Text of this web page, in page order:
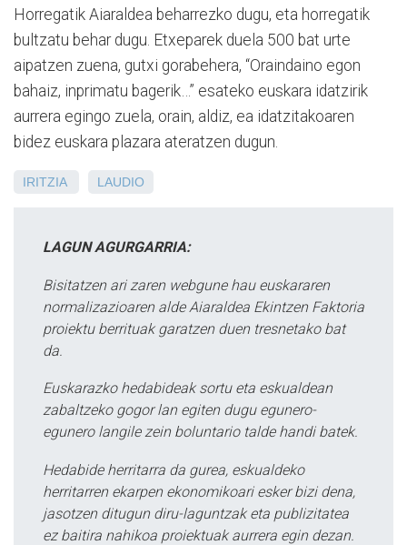
Horregatik Aiaraldea beharrezko dugu, eta horregatik
bultzatu behar dugu. Etxeparek duela 500 bat urte
aipatzen zuena, gutxi gorabehera, “Oraindaino egon
bahaiz, inprimatu bagerik…” esateko euskara idatzirik
aurrera egingo zuela, orain, aldiz, ea idatzitakoaren
bidez euskara plazara ateratzen dugun.
IRITZIA LAUDIO
LAGUN AGURGARRIA:
Bisitatzen ari zaren webgune hau euskararen
normalizazioaren alde Aiaraldea Ekintzen Faktoria
proiektu berrituak garatzen duen tresnetako bat
da.
Euskarazko hedabideak sortu eta eskualdean
zabaltzeko gogor lan egiten dugu egunero-
egunero langile zein boluntario talde handi batek.
Hedabide herritarra da gurea, eskualdeko
herritarren ekarpen ekonomikoari esker bizi dena,
jasotzen ditugun diru-laguntzak eta publizitatea
ez baitira nahikoa proiektuak aurrera egin dezan.